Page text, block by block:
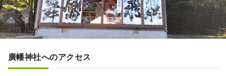
廣幡神社へのアクセス